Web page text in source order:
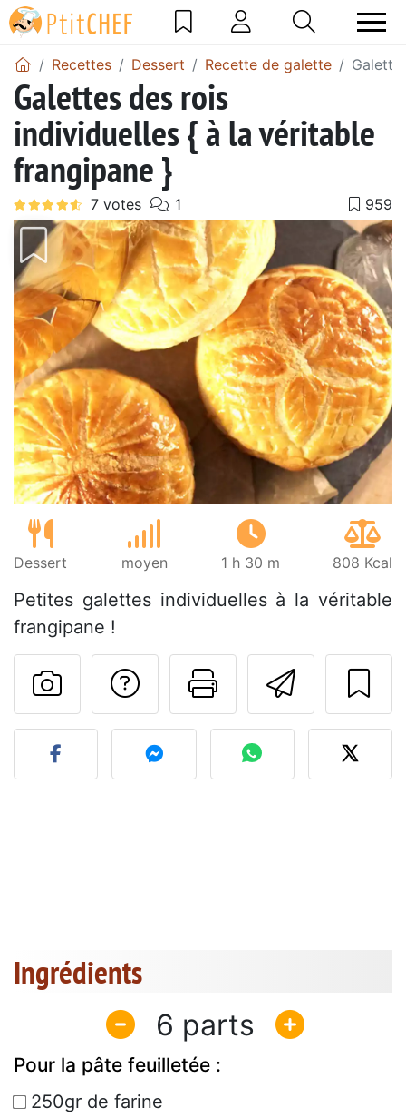
Recettes Dessert Recette de galette
Galettes des rois
individuelles { à la véritable
frangipane }
Dessert moyen 1 h 30 m 808 Kcal
Petites galettes individuelles à la véritable
frangipane !
Imprimer
Poser une
Publier votre photo de
Ingrédients
6
Pour la pâte feuilletée :
250gr de farine